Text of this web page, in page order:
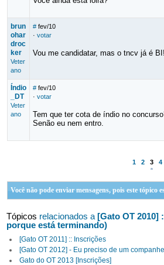
brun
ohar
droc
ker
Veter
ano
# fev/10
· votar
Vou me candidatar, mas o tncv já é BI!
Índio
_DT
Veter
ano
# fev/10
· votar
Tem que ter cota de índio no
Senão eu nem entro.
1 2 3 4
Você não pode enviar mensagens, pois este tópico
Tópicos relacionados a[Gato OT 2010]
porque está terminando)
[Gato OT 2011] :: Inscrições
[Gato OT 2012] - Eu preciso de um
Gato do OT 2013 [Inscrições]